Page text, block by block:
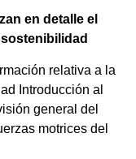
en detalle el
relativa a la
Introducción al
general del
motrices del